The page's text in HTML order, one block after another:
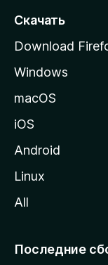
т
а
н
у
M
i
l
Скачать
Download
Windows
macOS
iOS
Android
Linux
All
Последние